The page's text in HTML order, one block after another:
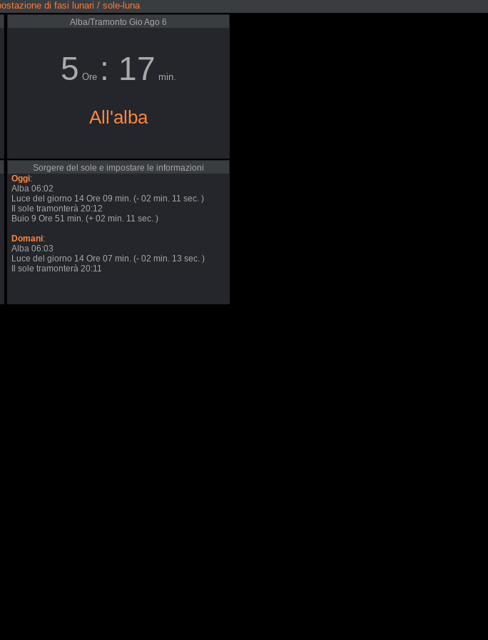
di fasi lunari / sole-luna
Alba/Tramonto Gio Ago 6
5 Ore : 17 min.
All'alba
Sorgere del sole e impostare le informazioni
Oggi:
Alba 06:02
Luce del giorno 14 Ore 09 min. (- 02 min. 11 sec. )
Il sole tramonterà 20:12
Buio 9 Ore 51 min. (+ 02 min. 11 sec. )
Domani:
Alba 06:03
Luce del giorno 14 Ore 07 min. (- 02 min. 13 sec. )
Il sole tramonterà 20:11